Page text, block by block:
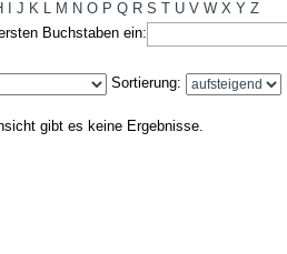
J K L M N O P Q R S T U V W X Y Z
Buchstaben ein:
Sortierung:
gibt es keine Ergebnisse.